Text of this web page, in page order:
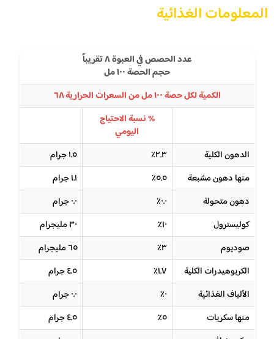
المعلومات الغذائية
عدد الحصص في العبوة ٨ تقريباً
حجم الحصة ١٠٠ مل
الكمية لكل حصة ١٠٠ مل من السعرات الحرارية ٦٨
% نسبة الاحتياج
اليومي
الدهون الكلية
٢.٣٪
١.٥ جرام
منها دهون مشبعة
٥.٥٪
١.١ جرام
دهون متحولة
٠.٠٪
٠.٠ جرام
كوليسترول
١٠٪
٣٠ مليجرام
صوديوم
٣٪
٦٥ مليجرام
الكربوهيدرات الكلية
١.٧٪
٤.٥ جرام
الألياف الغذائية
٠٪
٠.٠ جرام
منها سكريات
٥٪
٤.٥ جرام